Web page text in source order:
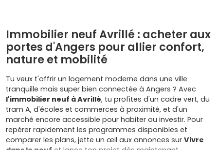
Immobilier neuf Avrillé : acheter aux
portes d'Angers pour allier confort,
nature et mobilité
Tu veux t'offrir un logement moderne dans une ville
tranquille mais super bien connectée à Angers ? Avec
l'immobilier neuf à Avrillé, tu profites d'un cadre vert, du
tram A, d'écoles et commerces à proximité, et d'un
marché encore accessible pour habiter ou investir. Pour
repérer rapidement les programmes disponibles et
comparer les plans, jette un œil aux annonces sur Vivre